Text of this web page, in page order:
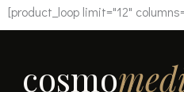
[product_loop limit="12"
cosmo